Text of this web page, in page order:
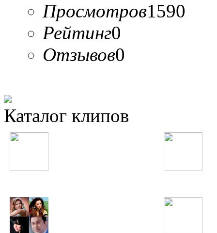
Просмотров1590
Рейтинг0
Отзывов0
Каталог клипов